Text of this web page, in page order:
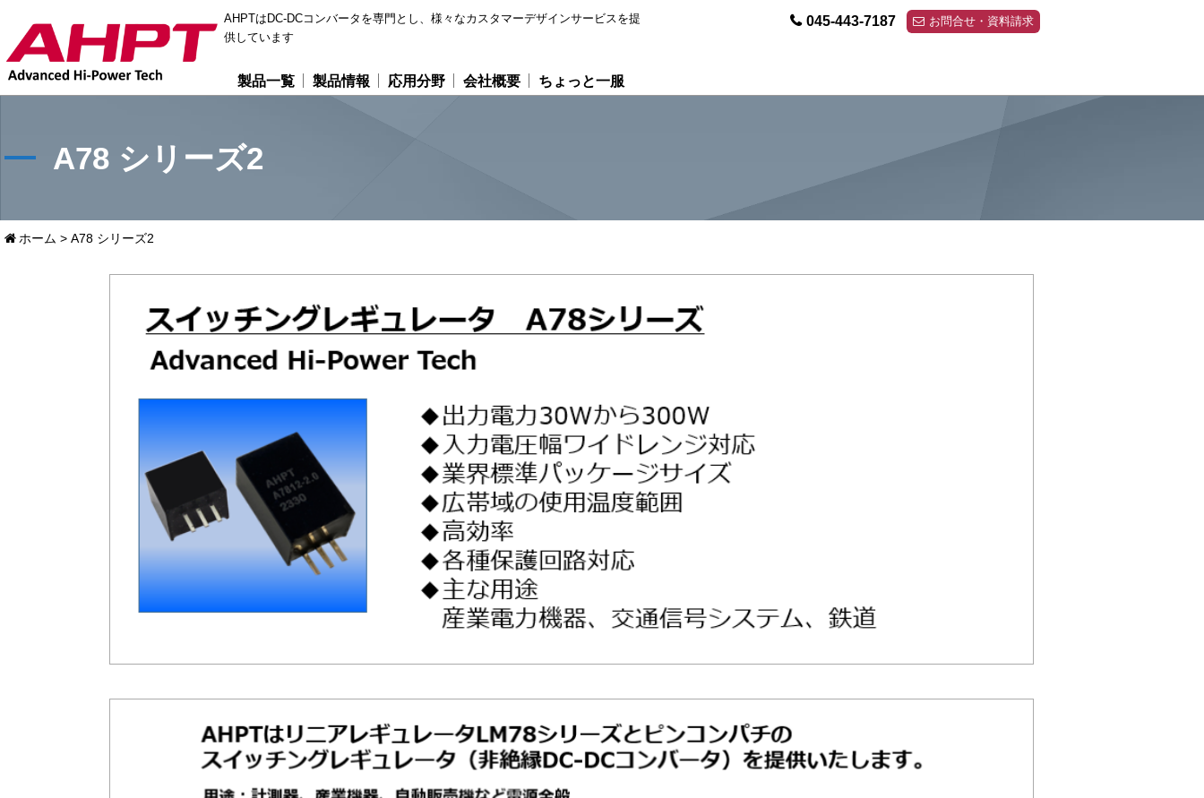
AHPTはDC-DCコンバータを専門とし、様々なカスタマーデザインサービスを提
供しています
製品一覧 製品情報 応用分野 会社概要 ちょっと一服
045-443-7187 お問合せ・資料請求
A78 シリーズ2
ホーム > A78 シリーズ2